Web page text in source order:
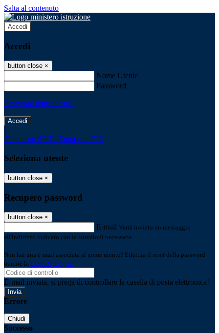
Salta al contenuto
Accedi
Accedi
button close ×
Nome Utente
Password
Password dimenticata?
-
Entra con SPID Entra con CIE
Seleziona utente
button close ×
Recupero password
button close ×
E-mail Verrà inviato un messaggio
all'indirizzo indicato con le istruzioni necessarie.
Non hai una e-mail associata al nome utente? Effettua il reset della password
tramite la Login Spaggiari
E-mail inviata, si prega di controllare la casella di posta elettronica!
Errore
Chiudi
Successo